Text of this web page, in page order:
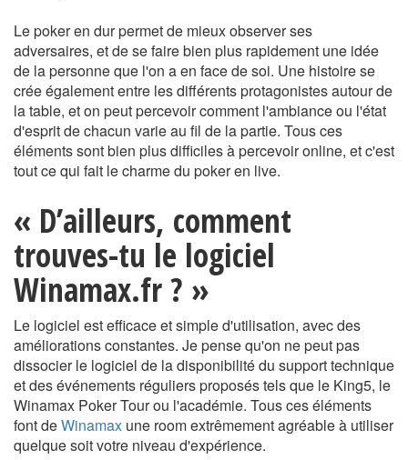
Le poker en dur permet de mieux observer ses
adversaires, et de se faire bien plus rapidement une idée
de la personne que l'on a en face de soi. Une histoire se
crée également entre les différents protagonistes autour de
la table, et on peut percevoir comment l'ambiance ou l'état
d'esprit de chacun varie au fil de la partie. Tous ces
éléments sont bien plus difficiles à percevoir online, et c'est
tout ce qui fait le charme du poker en live.
« D’ailleurs, comment
trouves-tu le logiciel
Winamax.fr ? »
Le logiciel est efficace et simple d'utilisation, avec des
améliorations constantes. Je pense qu'on ne peut pas
dissocier le logiciel de la disponibilité du support technique
et des événements réguliers proposés tels que le King5, le
Winamax Poker Tour ou l'académie. Tous ces éléments
font deWinamax une room extrêmement agréable à utiliser
quelque soit votre niveau d'expérience.